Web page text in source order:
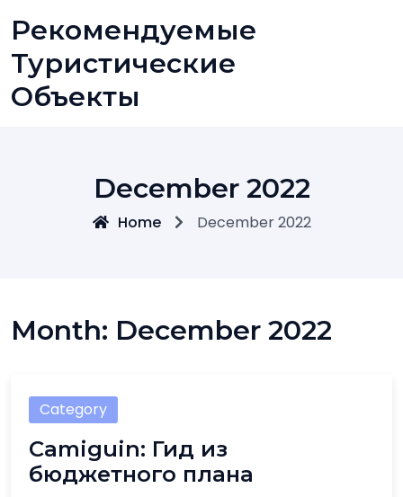
content
Рекомендуемые
Туристические
Объекты
December 2022
Home December 2022
Month: December 2022
Category
Camiguin: Гид из
бюджетного плана